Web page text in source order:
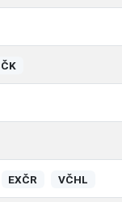
EXČR VČHL